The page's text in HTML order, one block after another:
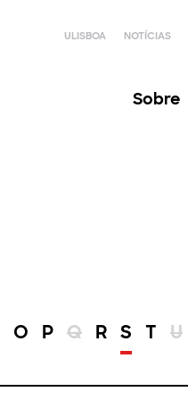
ULISBOA NOTÍCIAS
Sobre
O P Q R S T U